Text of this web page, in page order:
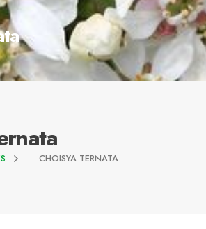
CHOISYA TERNATA